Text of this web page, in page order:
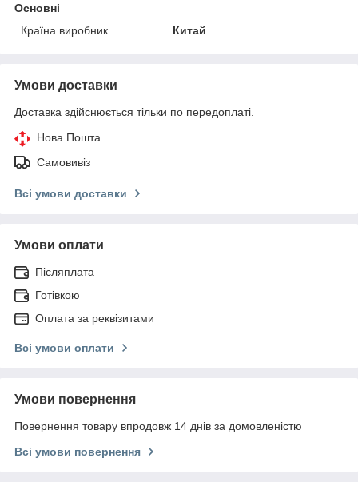
Основні
Країна виробник
Китай
Умови доставки
Доставка здійснюється тільки по передоплаті.
Нова Пошта
Самовивіз
Всі умови доставки
Умови оплати
Післяплата
Готівкою
Оплата за реквізитами
Всі умови оплати
Умови повернення
Повернення товару впродовж 14 днів за домовленістю
Всі умови повернення